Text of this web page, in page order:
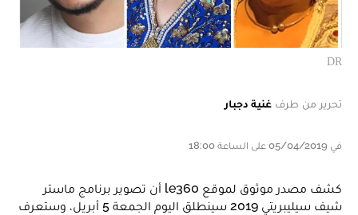
DR
تحرير من طرف غنية دجبار
في 05/04/2019 على الساعة 18:00
كشف مصدر موثوق لموقع le360 أن تصوير برنامج ماستر
شيف سيليبريتي 2019 سينطلق اليوم الجمعة 5 أبريل، وستعرف